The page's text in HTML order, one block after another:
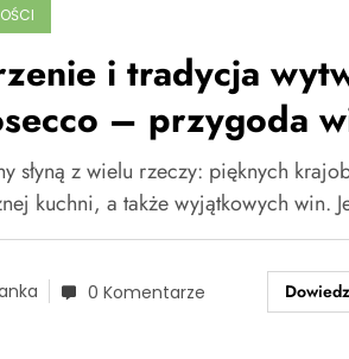
i tradycja
– przygoda
stylu
słyną z wielu rzeczy: pięknych
kuchni, a także wyjątkowych win.
0 Komentarze